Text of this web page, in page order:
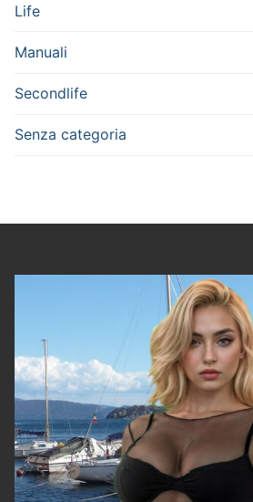
Life
Manuali
Secondlife
Senza categoria